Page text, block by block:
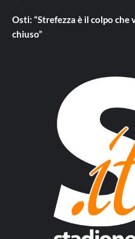
Osti: “Strefezza è il colpo
chiuso”